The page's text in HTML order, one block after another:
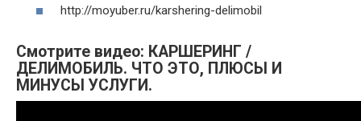
http://moyuber.ru/karshering-delimobil
Смотрите видео: КАРШЕРИНГ /
ДЕЛИМОБИЛЬ. ЧТО ЭТО, ПЛЮСЫ И
МИНУСЫ УСЛУГИ.